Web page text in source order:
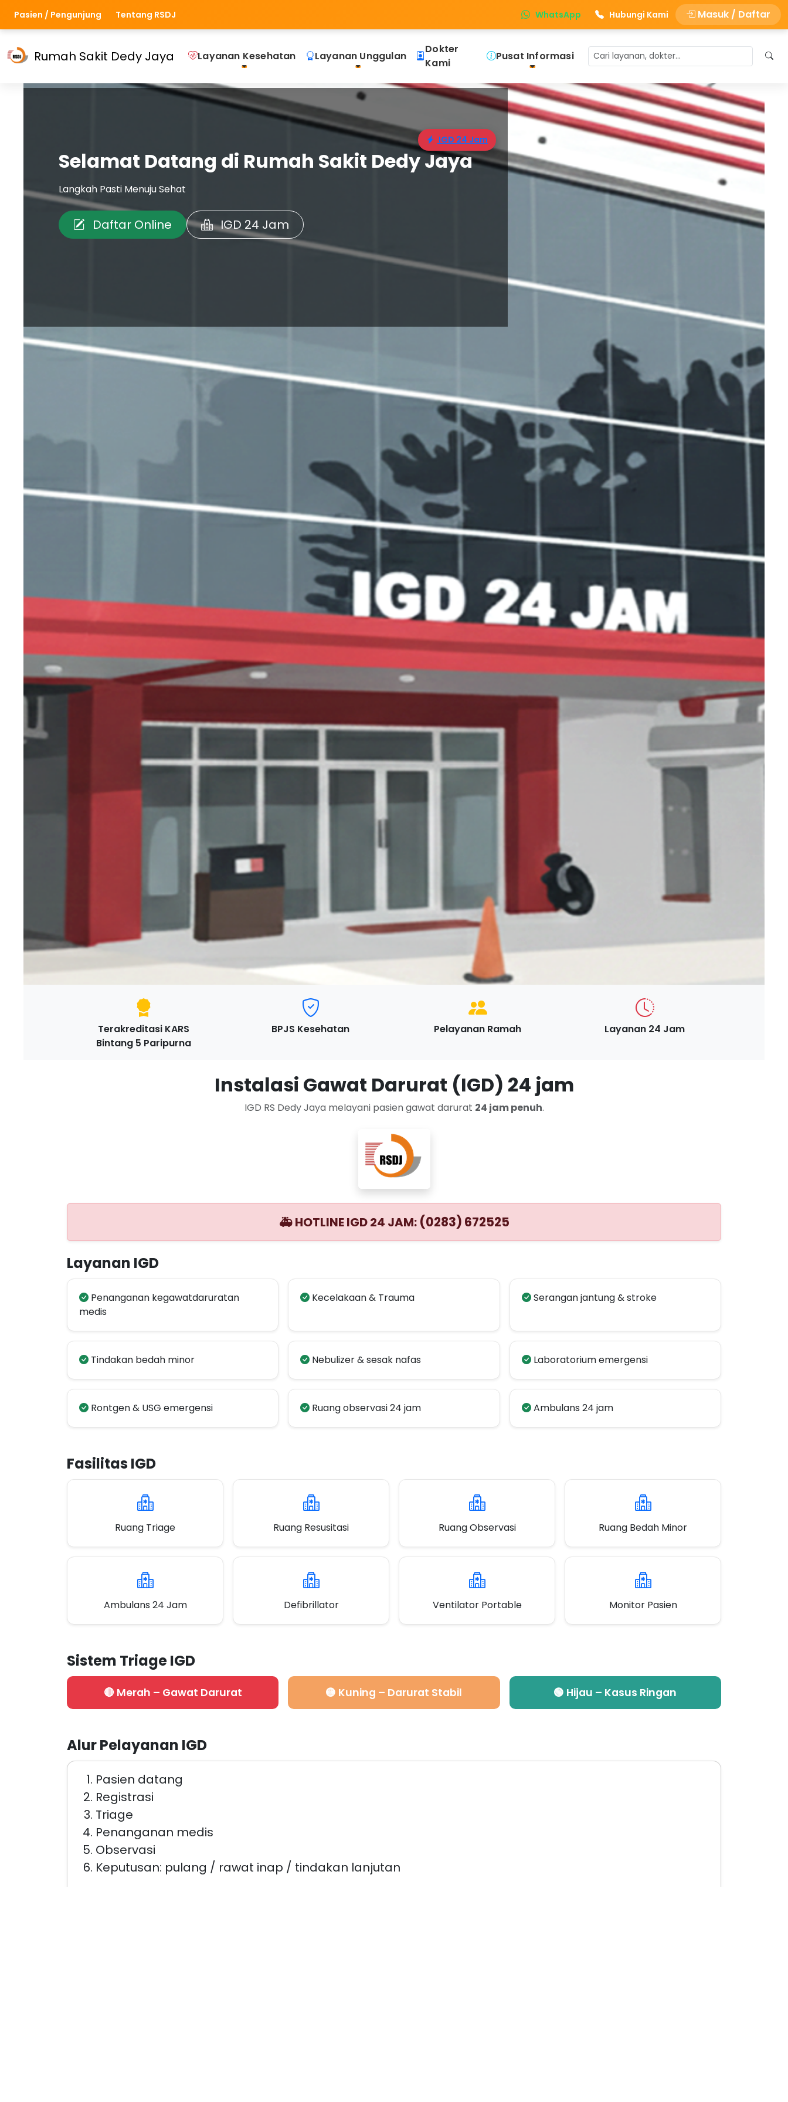
Pasien / Pengunjung Tentang RSDJ WhatsApp Hubungi Kami Masuk / Daftar
Rumah Sakit Dedy Jaya Layanan Kesehatan Layanan Unggulan
Dokter
Kami
Pusat Informasi
IGD 24 Jam
Selamat Datang di Rumah Sakit Dedy Jaya
Langkah Pasti Menuju Sehat
Daftar Online IGD 24 Jam
Terakreditasi KARS
Bintang 5 Paripurna
BPJS Kesehatan Pelayanan Ramah Layanan 24 Jam
Instalasi Gawat Darurat (IGD) 24 jam
IGD RS Dedy Jaya melayani pasien gawat darurat 24 jam penuh.
🚑 HOTLINE IGD 24 JAM: (0283) 672525
Layanan IGD
Penanganan kegawatdaruratan
medis
Kecelakaan & Trauma Serangan jantung & stroke
Tindakan bedah minor Nebulizer & sesak nafas Laboratorium emergensi
Rontgen & USG emergensi Ruang observasi 24 jam Ambulans 24 jam
Fasilitas IGD
Ruang Triage Ruang Resusitasi Ruang Observasi Ruang Bedah Minor
Ambulans 24 Jam Defibrillator Ventilator Portable Monitor Pasien
Sistem Triage IGD
🔴 Merah – Gawat Darurat 🟡 Kuning – Darurat Stabil 🟢 Hijau – Kasus Ringan
Alur Pelayanan IGD
Pasien datang
Registrasi
Triage
Penanganan medis
Observasi
Keputusan: pulang / rawat inap / tindakan lanjutan